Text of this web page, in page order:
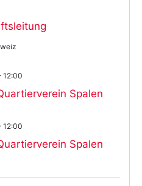
Spalen
12:00
Spalen
12:00